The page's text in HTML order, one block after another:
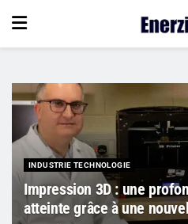
INDUSTRIE TECHNOLOGIE
Impression 3D : une
atteinte grâce à une